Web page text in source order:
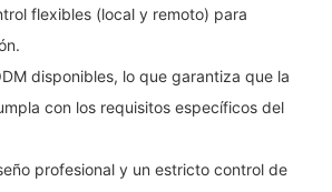
flexibles (local y remoto) para
disponibles, lo que garantiza que la
con los requisitos específicos del
profesional y un estricto control de